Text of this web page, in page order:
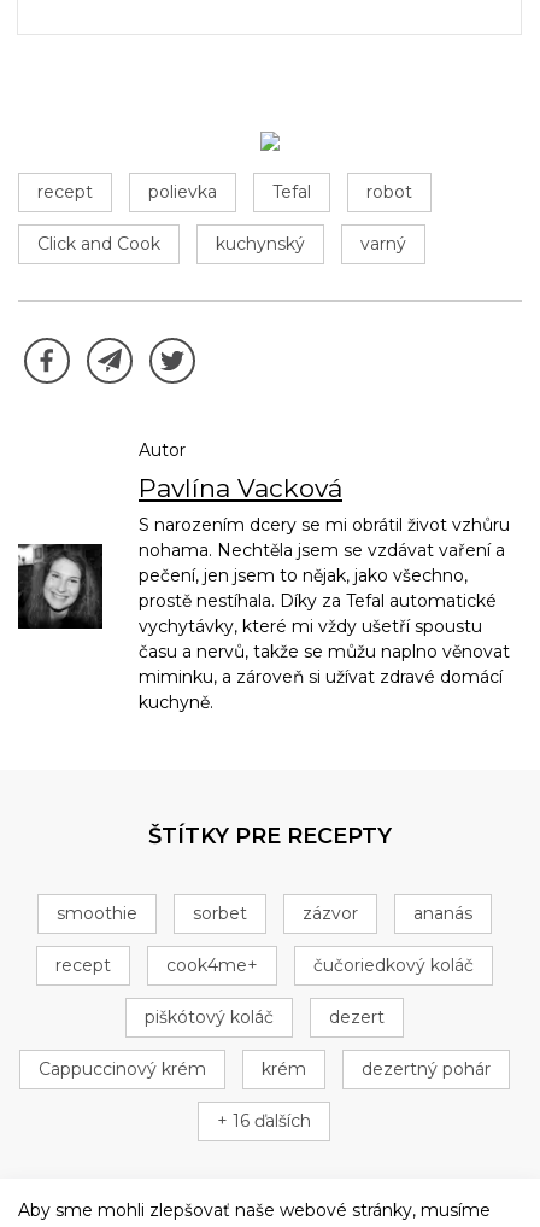
recept polievka Tefal robot
Click and Cook kuchynský varný
Autor
Pavlína Vacková
S narozením dcery se mi obrátil život vzhůru
nohama. Nechtěla jsem se vzdávat vaření a
pečení, jen jsem to nějak, jako všechno,
prostě nestíhala. Díky za Tefal automatické
vychytávky, které mi vždy ušetří spoustu
času a nervů, takže se můžu naplno věnovat
miminku, a zároveň si užívat zdravé domácí
kuchyně.
ŠTÍTKY PRE RECEPTY
smoothie sorbet zázvor ananás
recept cook4me+ čučoriedkový koláč
piškótový koláč dezert
Cappuccinový krém krém dezertný pohár
+ 16 ďalších
Aby sme mohli zlepšovať naše webové stránky, musíme